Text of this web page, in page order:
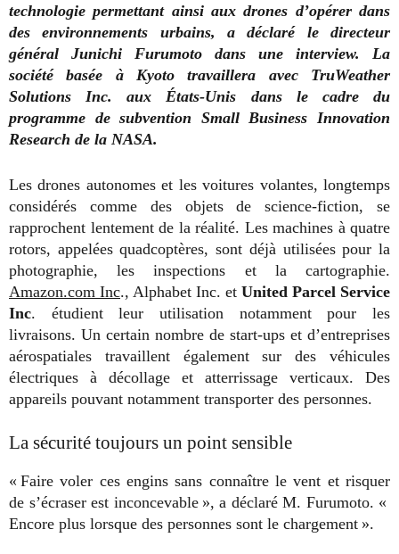
technologie permettant ainsi aux drones d’opérer dans
des environnements urbains, a déclaré le directeur
général Junichi Furumoto dans une interview. La
société basée à Kyoto travaillera avec TruWeather
Solutions Inc. aux États-Unis dans le cadre du
programme de subvention Small Business Innovation
Research de la NASA.
Les drones autonomes et les voitures volantes, longtemps
considérés comme des objets de science-fiction, se
rapprochent lentement de la réalité. Les machines à quatre
rotors, appelées quadcoptères, sont déjà utilisées pour la
photographie, les inspections et la cartographie.
Amazon.com Inc., Alphabet Inc. et United Parcel Service
Inc. étudient leur utilisation notamment pour les
livraisons. Un certain nombre de start-ups et d’entreprises
aérospatiales travaillent également sur des véhicules
électriques à décollage et atterrissage verticaux. Des
appareils pouvant notamment transporter des personnes.
La sécurité toujours un point sensible
« Faire voler ces engins sans connaître le vent et risquer
de s’écraser est inconcevable », a déclaré M. Furumoto. «
Encore plus lorsque des personnes sont le chargement ».